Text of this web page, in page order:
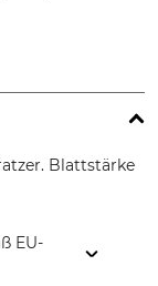
Blattstärke
EU-